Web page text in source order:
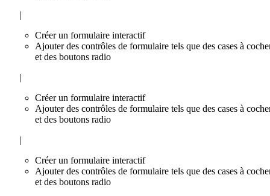
|
Créer un formulaire interactif
Ajouter des contrôles de formulaire tels que des cases à
et des boutons radio
|
Créer un formulaire interactif
Ajouter des contrôles de formulaire tels que des cases à
et des boutons radio
|
Créer un formulaire interactif
Ajouter des contrôles de formulaire tels que des cases à
et des boutons radio